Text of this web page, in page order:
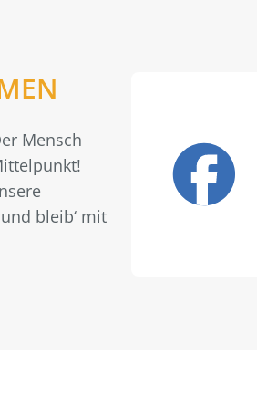
Mensch
bleib‘ mit